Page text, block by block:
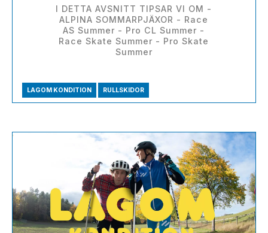
I DETTA AVSNITT TIPSAR VI OM -
ALPINA SOMMARPJÄXOR - Race
AS Summer - Pro CL Summer -
Race Skate Summer - Pro Skate
Summer
LAGOM KONDITION RULLSKIDOR